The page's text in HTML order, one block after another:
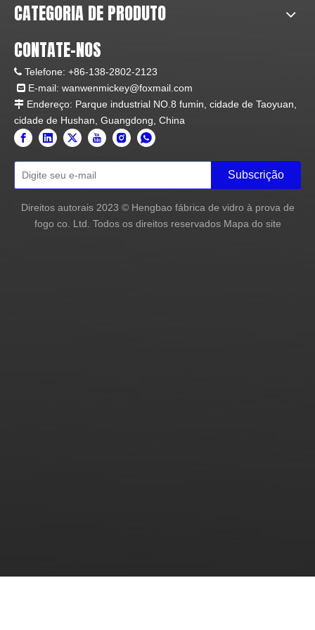
9. Aplicação: Porta de entrada para hotel,
edifícios.
Objetivo: Criar uma produção social mais segura e
um ambiente de vida verde.
Fábrica
CATEGORIA DE PRODUTO
CONTATE-NOS
 Telefone: +86-138-2802-2123
 E-mail: wanwenmickey@foxmail.com
 Endereço: Parque industrial NO.8 fumin, cidade de Taoyuan,
cidade de Hushan, Guangdong, China
Subscrição
Direitos autorais 2023 © Hengbao fábrica de vidro à prova de
fogo co. Ltd. Todos os direitos reservados Mapa do site